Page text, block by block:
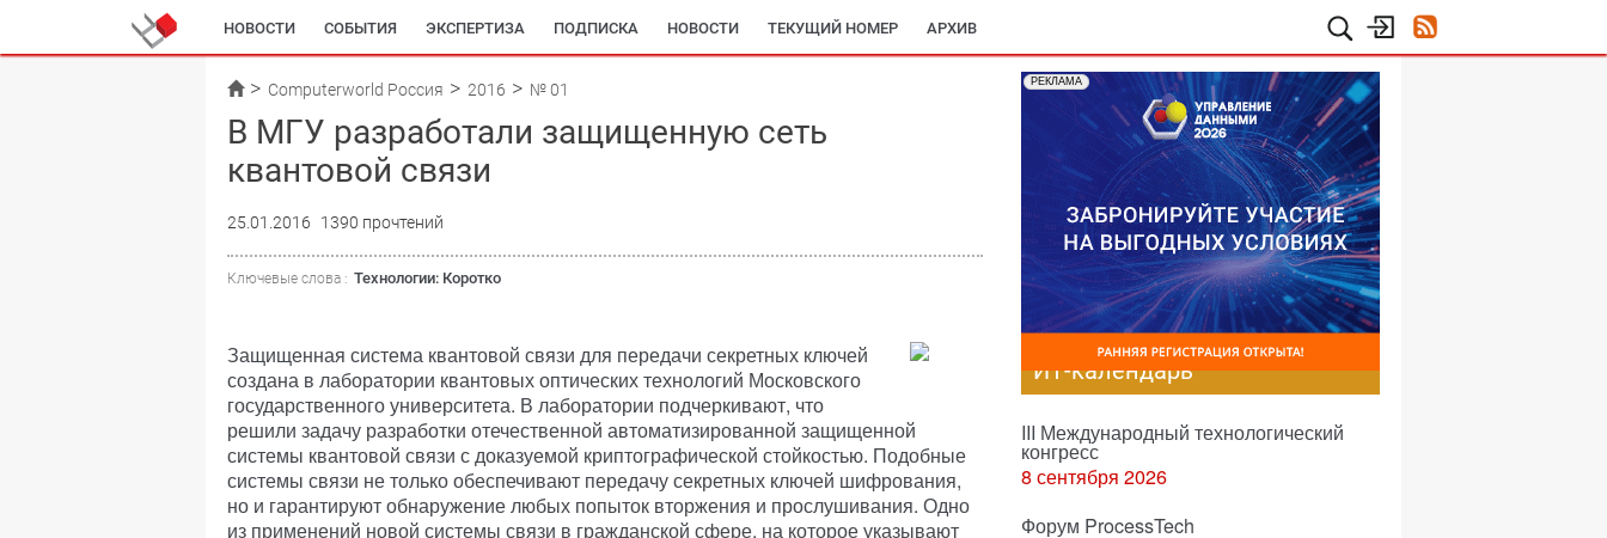
НОВОСТИ СОБЫТИЯ ЭКСПЕРТИЗА ПОДПИСКА НОВОСТИ ТЕКУЩИЙ НОМЕР АРХИВ
Computerworld Россия 2016 № 01
В МГУ разработали защищенную сеть
квантовой связи
25.01.2016 1390 прочтений
Ключевые слова : Технологии: Коротко
Защищенная система квантовой связи для передачи секретных ключей
создана в лаборатории квантовых оптических технологий Московского
государственного университета. В лаборатории подчеркивают, что
решили задачу разработки отечественной автоматизированной защищенной
системы квантовой связи с доказуемой криптографической стойкостью. Подобные
системы связи не только обеспечивают передачу секретных ключей шифрования,
но и гарантируют обнаружение любых попыток вторжения и прослушивания. Одно
из применений новой системы связи в гражданской сфере, на которое указывают
РЕКЛАМА
ИТ-календарь
III Международный технологический
конгресс
8 сентября 2026
Форум ProcessTech